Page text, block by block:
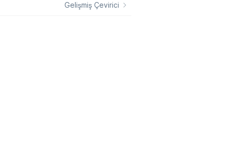
Gelişmiş Çevirici